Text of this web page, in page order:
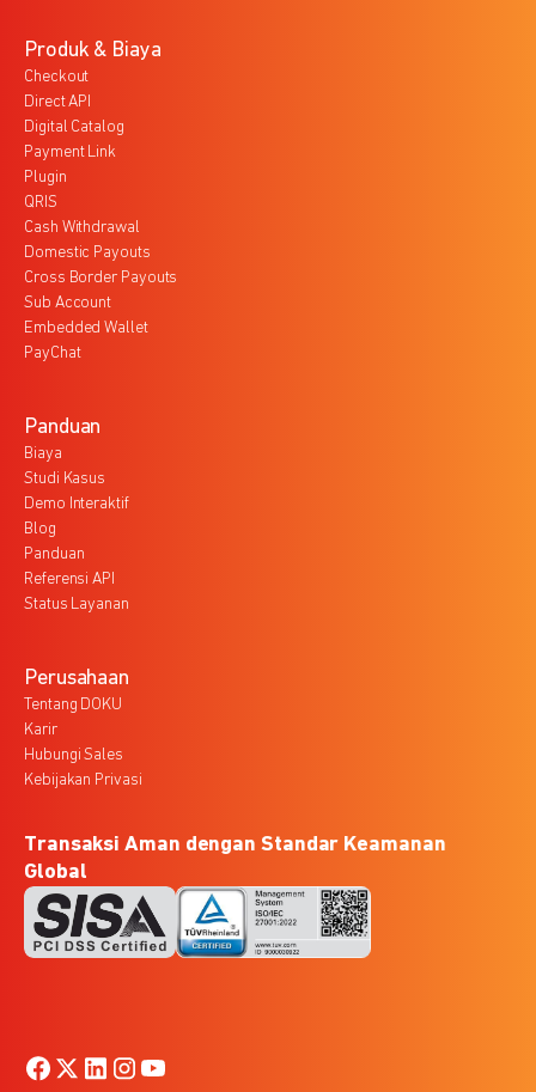
Produk & Biaya
Checkout
Direct API
Digital Catalog
Payment Link
Plugin
QRIS
Cash Withdrawal
Domestic Payouts
Cross Border Payouts
Sub Account
Embedded Wallet
PayChat
Panduan
Biaya
Studi Kasus
Demo Interaktif
Blog
Panduan
Referensi API
Status Layanan
Perusahaan
Tentang DOKU
Karir
Hubungi Sales
Kebijakan Privasi
Transaksi Aman dengan Standar Keamanan
Global